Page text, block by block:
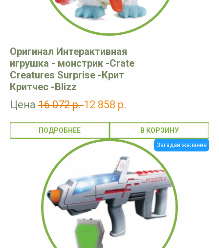
Оригинал Интерактивная
игрушка - монстрик -Crate
Creatures Surprise -Крит
Критчес -Blizz
Цена 16 072 р.12 858 р.
ПОДРОБНЕЕ
Загадай желание